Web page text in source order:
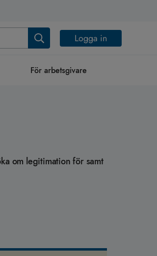
Logga in
För arbetsgivare
om legitimation för samt